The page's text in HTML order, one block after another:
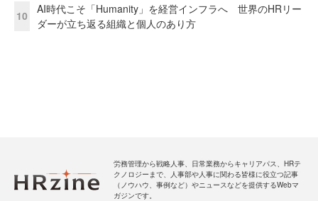
10
AI時代こそ「Humanity」を経営インフラへ 世界のHRリー
ダーが立ち返る組織と個人のあり方
労務管理から戦略人事、日常業務からキャリアパス、HRテ
クノロジーまで、人事部や人事に関わる皆様に役立つ記事
（ノウハウ、事例など）やニュースなどを提供するWebマ
ガジンです。